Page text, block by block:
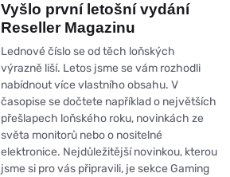
Vyšlo první letošní vydání
Reseller Magazinu
Lednové číslo se od těch loňských
výrazně liší. Letos jsme se vám rozhodli
nabídnout více vlastního obsahu. V
časopise se dočtete například o největších
přešlapech loňského roku, novinkách ze
světa monitorů nebo o nositelné
elektronice. Nejdůležitější novinkou, kterou
jsme si pro vás připravili, je sekce Gaming